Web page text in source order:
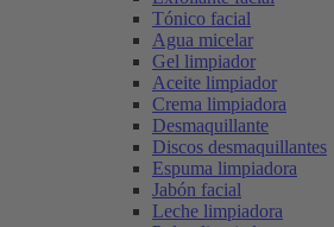
Tónico facial
Agua micelar
Gel limpiador
Aceite limpiador
Crema limpiadora
Desmaquillante
Discos desmaquillantes
Espuma limpiadora
Jabón facial
Leche limpiadora